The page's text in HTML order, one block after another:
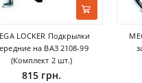
LOCKER Подкрылки
на ВАЗ 2108-99
(Комплект 2 шт.)
815 грн.